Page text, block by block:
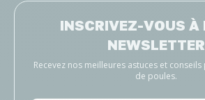
INSCRIVEZ-VOUS À
NEWSLETTER
Recevez nos meilleures astuces et
de poules.